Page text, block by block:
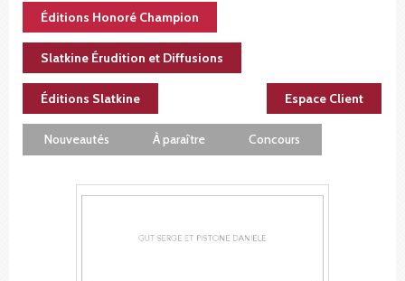
Éditions Honoré Champion
Slatkine Érudition et Diffusions
Éditions Slatkine Espace Client
Nouveautés À paraître Concours